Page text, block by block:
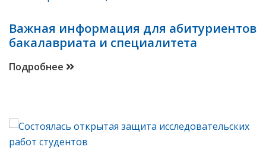
Важная информация для абитуриентов
бакалавриата и специалитета
Подробнее